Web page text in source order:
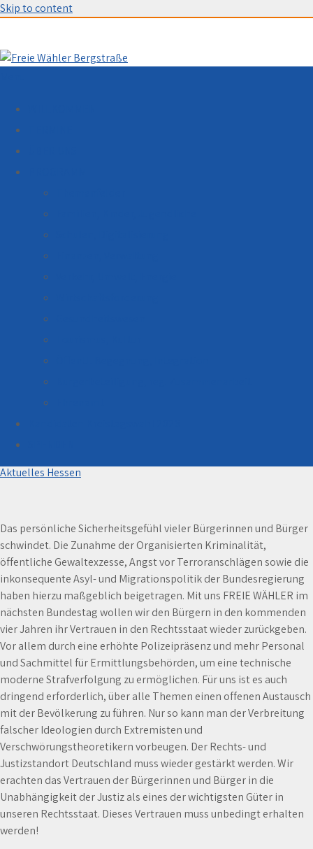
Skip to content
Vertrauen in den Rechtsstaat wiederherstellen
Aktuelles Hessen
Das persönliche Sicherheitsgefühl vieler Bürgerinnen und Bürger
schwindet. Die Zunahme der Organisierten Kriminalität,
öffentliche Gewaltexzesse, Angst vor Terroranschlägen sowie die
inkonsequente Asyl- und Migrationspolitik der Bundesregierung
haben hierzu maßgeblich beigetragen. Mit uns FREIE WÄHLER im
nächsten Bundestag wollen wir den Bürgern in den kommenden
vier Jahren ihr Vertrauen in den Rechtsstaat wieder zurückgeben.
Vor allem durch eine erhöhte Polizeipräsenz und mehr Personal
und Sachmittel für Ermittlungsbehörden, um eine technische
moderne Strafverfolgung zu ermöglichen. Für uns ist es auch
dringend erforderlich, über alle Themen einen offenen Austausch
mit der Bevölkerung zu führen. Nur so kann man der Verbreitung
falscher Ideologien durch Extremisten und
Verschwörungstheoretikern vorbeugen. Der Rechts- und
Justizstandort Deutschland muss wieder gestärkt werden. Wir
erachten das Vertrauen der Bürgerinnen und Bürger in die
Unabhängigkeit der Justiz als eines der wichtigsten Güter in
unseren Rechtsstaat. Dieses Vertrauen muss unbedingt erhalten
werden!